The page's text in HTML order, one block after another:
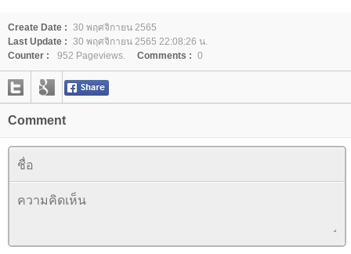
Create Date : 30 พฤศจิกายน 2565
Last Update : 30 พฤศจิกายน 2565 22:08:26 น.
Counter :
952 Pageviews. Comments : 0
Comment